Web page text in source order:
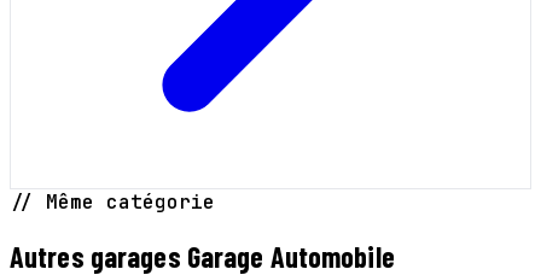
// Même catégorie
Autres garages Garage Automobile